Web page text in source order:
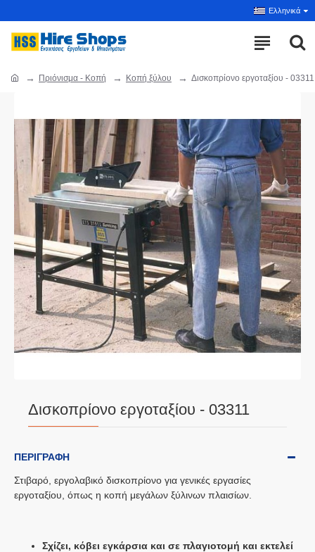
Ελληνικά
Πριόνισμα - Κοπή Κοπή ξύλου Δισκοπρίονο εργοταξίου - 03311
Δισκοπρίονο εργοταξίου - 03311
ΠΕΡΙΓΡΑΦΉ
Στιβαρό, εργολαβικό δισκοπρίονο για γενικές εργασίες
εργοταξίου, όπως η κοπή μεγάλων ξύλινων πλαισίων.
Σχίζει, κόβει εγκάρσια και σε πλαγιοτομή και εκτελεί